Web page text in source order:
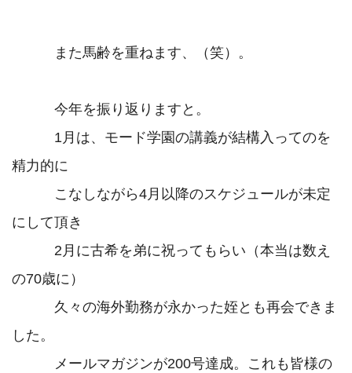
また馬齢を重ねます、（笑）。
今年を振り返りますと。
1月は、モード学園の講義が結構入ってのを
精力的に
こなしながら4月以降のスケジュールが未定
にして頂き
2月に古希を弟に祝ってもらい（本当は数え
の70歳に）
久々の海外勤務が永かった姪とも再会できま
した。
メールマガジンが200号達成。これも皆様の